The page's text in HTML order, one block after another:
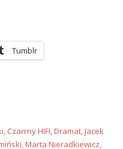
Tumblr
, Czarrny HIFI,Dramat,Jacek
,Marta Nieradkiewicz,